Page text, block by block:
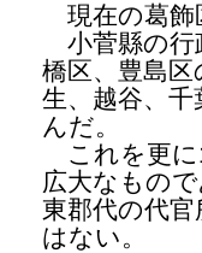
現在の葛飾
小菅縣の行
橋区、豊島
生、越谷、
んだ。
これを更に
広大なもの
東郡代の代
はない。